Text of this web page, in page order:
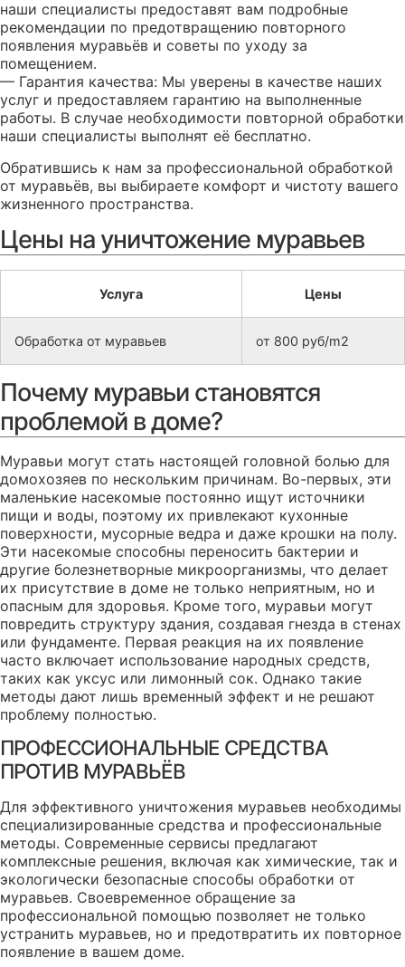
наши специалисты предоставят вам подробные
рекомендации по предотвращению повторного
появления муравьёв и советы по уходу за
помещением.
— Гарантия качества: Мы уверены в качестве наших
услуг и предоставляем гарантию на выполненные
работы. В случае необходимости повторной обработки
наши специалисты выполнят её бесплатно.
Обратившись к нам за профессиональной обработкой
от муравьёв, вы выбираете комфорт и чистоту вашего
жизненного пространства.
Цены на уничтожение муравьев
Услуга Цены
Обработка от муравьев от 800 руб/m2
Почему муравьи становятся
проблемой в доме?
Муравьи могут стать настоящей головной болью для
домохозяев по нескольким причинам. Во-первых, эти
маленькие насекомые постоянно ищут источники
пищи и воды, поэтому их привлекают кухонные
поверхности, мусорные ведра и даже крошки на полу.
Эти насекомые способны переносить бактерии и
другие болезнетворные микроорганизмы, что делает
их присутствие в доме не только неприятным, но и
опасным для здоровья. Кроме того, муравьи могут
повредить структуру здания, создавая гнезда в стенах
или фундаменте. Первая реакция на их появление
часто включает использование народных средств,
таких как уксус или лимонный сок. Однако такие
методы дают лишь временный эффект и не решают
проблему полностью.
ПРОФЕССИОНАЛЬНЫЕ СРЕДСТВА
ПРОТИВ МУРАВЬЁВ
Для эффективного уничтожения муравьев необходимы
специализированные средства и профессиональные
методы. Современные сервисы предлагают
комплексные решения, включая как химические, так и
экологически безопасные способы обработки от
муравьев. Своевременное обращение за
профессиональной помощью позволяет не только
устранить муравьев, но и предотвратить их повторное
появление в вашем доме.